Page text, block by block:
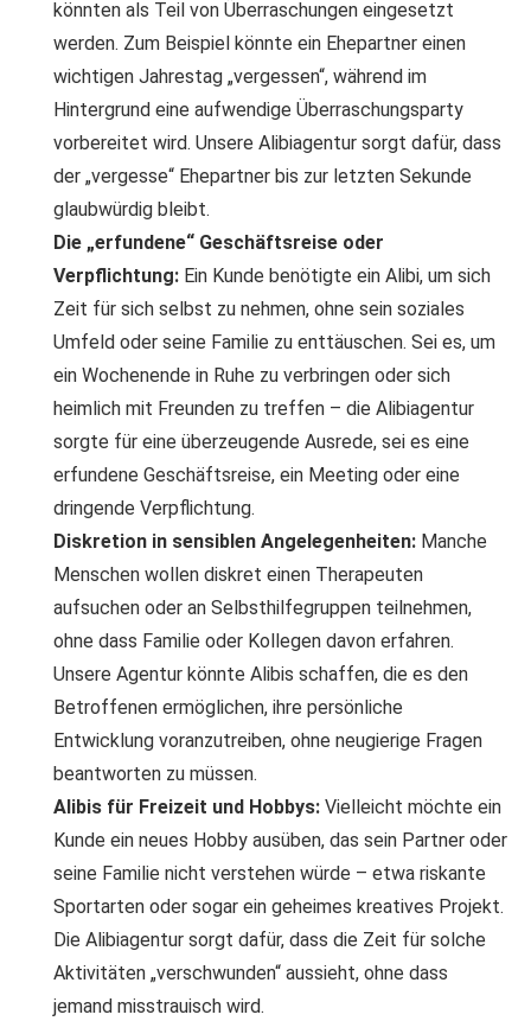
könnten als Teil von Überraschungen eingesetzt
werden. Zum Beispiel könnte ein Ehepartner einen
wichtigen Jahrestag „vergessen“, während im
Hintergrund eine aufwendige Überraschungsparty
vorbereitet wird. Unsere Alibiagentur sorgt dafür, dass
der „vergesse“ Ehepartner bis zur letzten Sekunde
glaubwürdig bleibt.
Die „erfundene“ Geschäftsreise oder
Verpflichtung: Ein Kunde benötigte ein Alibi, um sich
Zeit für sich selbst zu nehmen, ohne sein soziales
Umfeld oder seine Familie zu enttäuschen. Sei es, um
ein Wochenende in Ruhe zu verbringen oder sich
heimlich mit Freunden zu treffen – die Alibiagentur
sorgte für eine überzeugende Ausrede, sei es eine
erfundene Geschäftsreise, ein Meeting oder eine
dringende Verpflichtung.
Diskretion in sensiblen Angelegenheiten: Manche
Menschen wollen diskret einen Therapeuten
aufsuchen oder an Selbsthilfegruppen teilnehmen,
ohne dass Familie oder Kollegen davon erfahren.
Unsere Agentur könnte Alibis schaffen, die es den
Betroffenen ermöglichen, ihre persönliche
Entwicklung voranzutreiben, ohne neugierige Fragen
beantworten zu müssen.
Alibis für Freizeit und Hobbys: Vielleicht möchte ein
Kunde ein neues Hobby ausüben, das sein Partner oder
seine Familie nicht verstehen würde – etwa riskante
Sportarten oder sogar ein geheimes kreatives Projekt.
Die Alibiagentur sorgt dafür, dass die Zeit für solche
Aktivitäten „verschwunden“ aussieht, ohne dass
jemand misstrauisch wird.